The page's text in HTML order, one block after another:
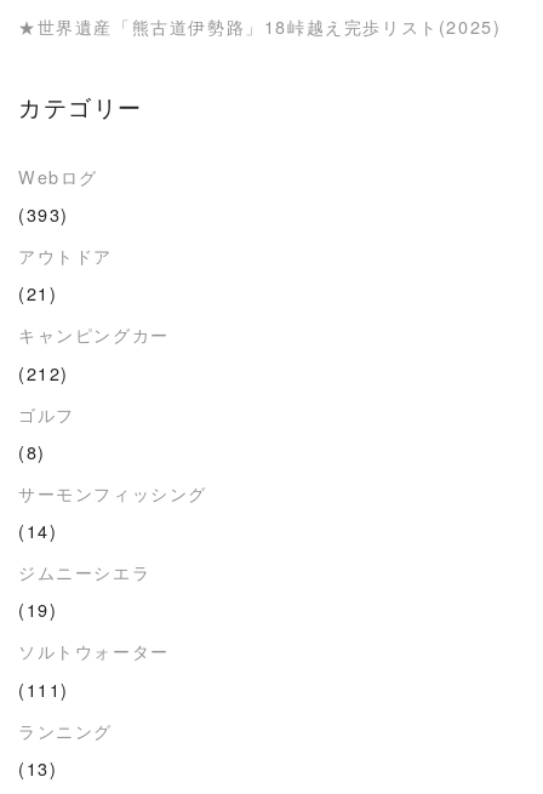
★世界遺産「熊古道伊勢路」18峠越え完歩リスト(2025)
カテゴリー
Webログ
(393)
アウトドア
(21)
キャンピングカー
(212)
ゴルフ
(8)
サーモンフィッシング
(14)
ジムニーシエラ
(19)
ソルトウォーター
(111)
ランニング
(13)